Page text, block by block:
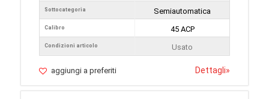
Sottocategoria
Calibro
Condizioni articolo
Semiautomatica
45 ACP
Usato
aggiungi a preferiti Dettagli»